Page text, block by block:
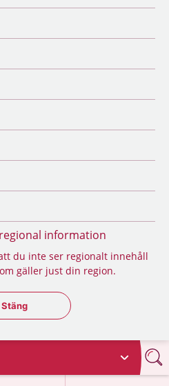
information
du inte ser regionalt innehåll
gäller just din region.
Stäng regionsväljaren
Stäng
på 1177.se